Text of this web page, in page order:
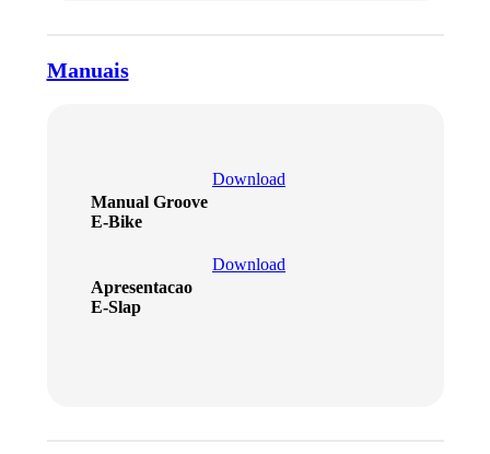
Manuais
Manual Groove
E-Bike
Download
Apresentacao
E-Slap
Download